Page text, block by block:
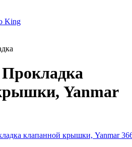
King
Прокладка
Yanmar